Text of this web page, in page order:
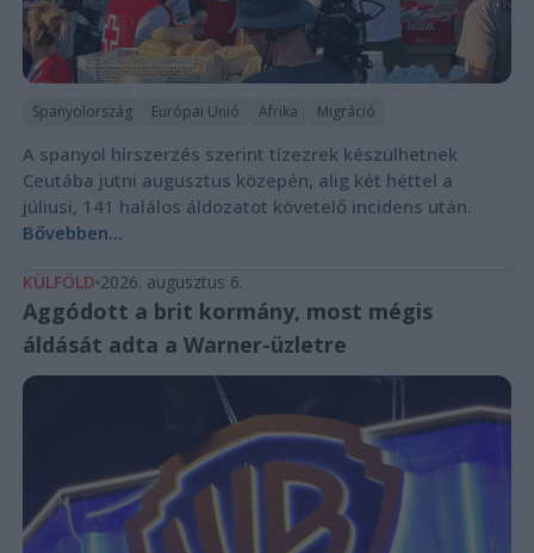
Spanyolország Európai Unió Afrika Migráció
A spanyol hírszerzés szerint tízezrek készülhetnek
Ceutába jutni augusztus közepén, alig két héttel a
júliusi, 141 halálos áldozatot követelő incidens után.
Bővebben...
KÜLFÖLD 2026. augusztus 6.
Aggódott a brit kormány, most mégis
áldását adta a Warner-üzletre